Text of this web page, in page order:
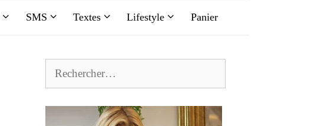
SMS Textes Lifestyle Panier